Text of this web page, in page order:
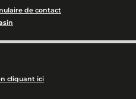
de contact
cliquant ici